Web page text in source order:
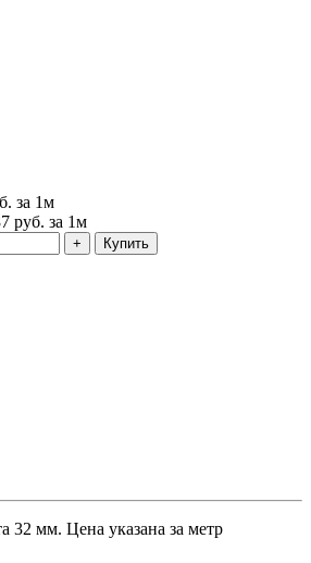
за 1м
руб. за 1м
Купить
32 мм. Цена указана за метр